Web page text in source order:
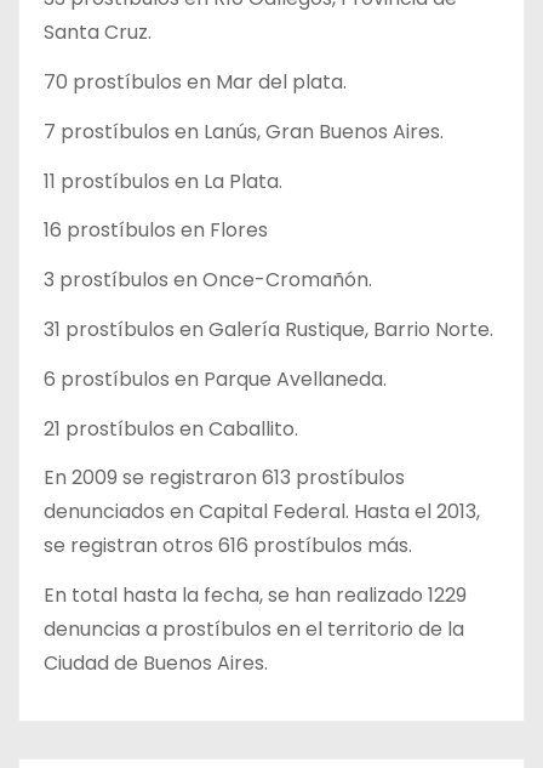
Santa Cruz.
70 prostíbulos en Mar del plata.
7 prostíbulos en Lanús, Gran Buenos Aires.
11 prostíbulos en La Plata.
16 prostíbulos en Flores
3 prostíbulos en Once-Cromañón.
31 prostíbulos en Galería Rustique, Barrio Norte.
6 prostíbulos en Parque Avellaneda.
21 prostíbulos en Caballito.
En 2009 se registraron 613 prostíbulos
denunciados en Capital Federal. Hasta el 2013,
se registran otros 616 prostíbulos más.
En total hasta la fecha, se han realizado 1229
denuncias a prostíbulos en el territorio de la
Ciudad de Buenos Aires.